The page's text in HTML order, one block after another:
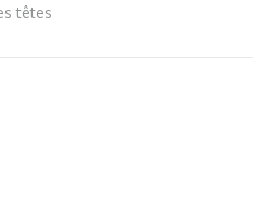
têtes